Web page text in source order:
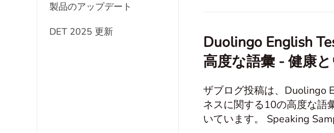
製品のアップデート
DET 2025 更新
Duolingo English
高度な語彙 - 健康
ザブログ投稿は、Duolingo
ネスに関する10の高度な語
いています。 Speaking Sample テクノロジー と インターネット 個人の発展と成長 教育と学